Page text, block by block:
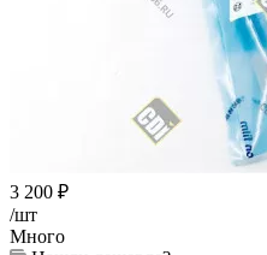
3 200 ₽
/шт
Много